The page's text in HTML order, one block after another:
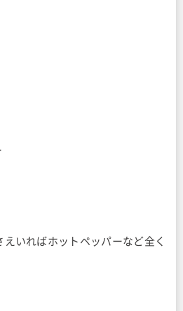
いればホットペッパーなど全く